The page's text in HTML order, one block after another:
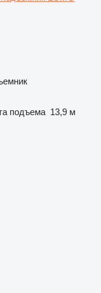
подъема 13,9 м